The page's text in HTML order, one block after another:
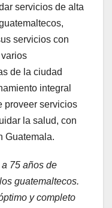
servicios de alta
servicios con
de la ciudad
integral
proveer servicios
la salud, con
Guatemala.
75 años de
guatemaltecos.
y completo